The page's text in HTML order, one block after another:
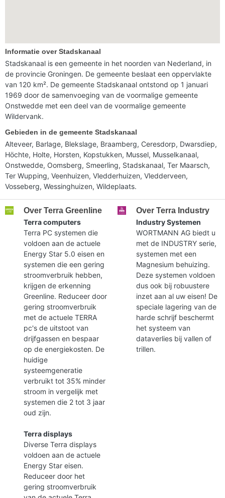
Informatie over Stadskanaal
Stadskanaal is een gemeente in het noorden van Nederland, in
de provincie Groningen. De gemeente beslaat een oppervlakte
van 120 km². De gemeente Stadskanaal ontstond op 1 januari
1969 door de samenvoeging van de voormalige gemeente
Onstwedde met een deel van de voormalige gemeente
Wildervank.
Gebieden in de gemeente Stadskanaal
Alteveer, Barlage, Blekslage, Braamberg, Ceresdorp, Dwarsdiep,
Höchte, Holte, Horsten, Kopstukken, Mussel, Musselkanaal,
Onstwedde, Oomsberg, Smeerling, Stadskanaal, Ter Maarsch,
Ter Wupping, Veenhuizen, Vledderhuizen, Vledderveen,
Vosseberg, Wessinghuizen, Wildeplaats.
Over Terra Greenline
Terra computers
Terra PC systemen die
voldoen aan de actuele
Energy Star 5.0 eisen en
systemen die een gering
stroomverbruik hebben,
krijgen de erkenning
Greenline. Reduceer door
gering stroomverbruik
met de actuele TERRA
pc's de uitstoot van
drijfgassen en bespaar
op de energiekosten. De
huidige
systeemgeneratie
verbruikt tot 35% minder
stroom in vergelijk met
systemen die 2 tot 3 jaar
oud zijn.
Terra displays
Diverse Terra displays
voldoen aan de actuele
Energy Star eisen.
Reduceer door het
gering stroomverbruik
Over Terra Industry
Industry Systemen
WORTMANN AG biedt u
met de INDUSTRY serie,
systemen met een
Magnesium behuizing.
Deze systemen voldoen
dus ook bij robuustere
inzet aan al uw eisen! De
speciale lagering van de
harde schrijf beschermt
het systeem van
dataverlies bij vallen of
trillen.